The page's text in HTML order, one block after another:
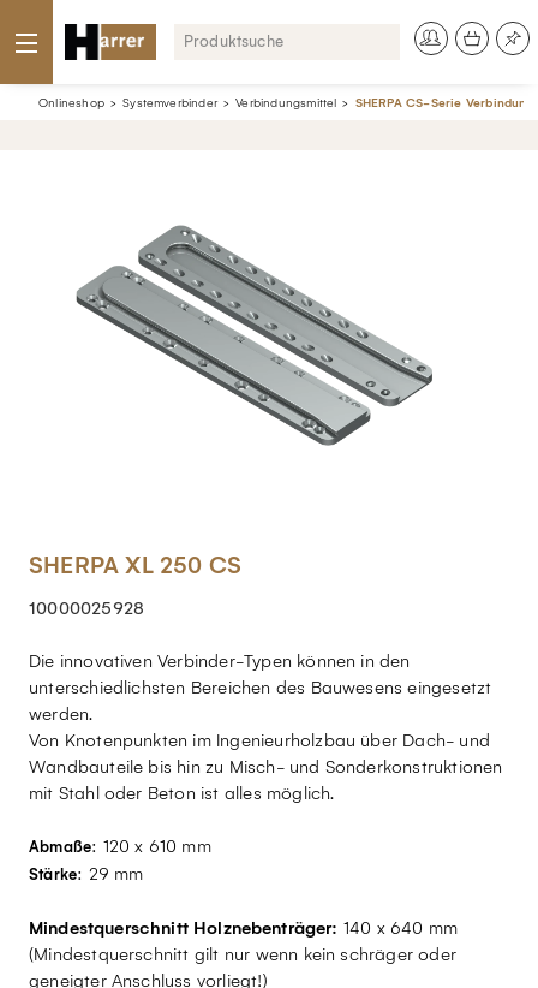
Onlineshop Systemverbinder Verbindungsmittel SHERPA CS-Serie
SHERPA XL 250 CS
10000025928
Die innovativen Verbinder-Typen können in den
unterschiedlichsten Bereichen des Bauwesens eingesetzt
werden.
Von Knotenpunkten im Ingenieurholzbau über Dach- und
Wandbauteile bis hin zu Misch- und Sonderkonstruktionen
mit Stahl oder Beton ist alles möglich.
Abmaße: 120 x 610 mm
Stärke: 29 mm
Mindestquerschnitt Holznebenträger: 140 x 640 mm
(Mindestquerschnitt gilt nur wenn kein schräger oder
geneigter Anschluss vorliegt!)